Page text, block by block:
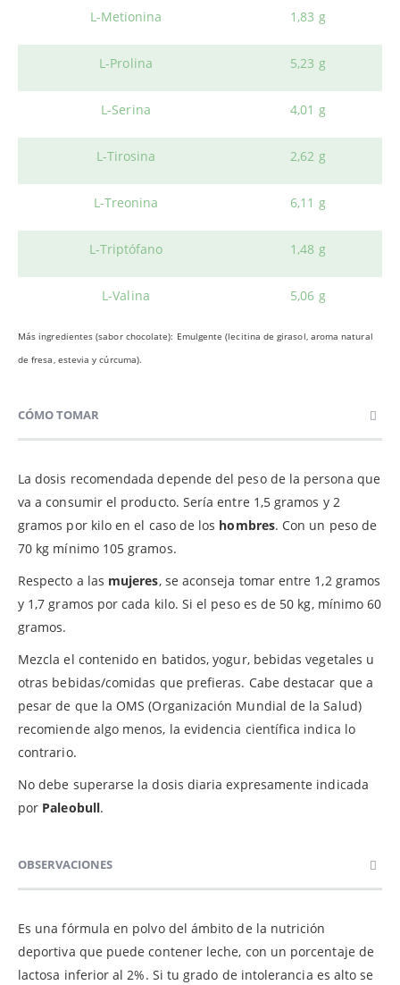
L-Metionina 1,83 g
L-Prolina 5,23 g
L-Serina 4,01 g
L-Tirosina 2,62 g
L-Treonina 6,11 g
L-Triptófano 1,48 g
L-Valina 5,06 g
Más ingredientes (sabor chocolate): Emulgente (lecitina de girasol, aroma natural
de fresa, estevia y cúrcuma).
CÓMO TOMAR
La dosis recomendada depende del peso de la persona que
va a consumir el producto. Sería entre 1,5 gramos y 2
gramos por kilo en el caso de los hombres. Con un peso de
70 kg mínimo 105 gramos.
Respecto a las mujeres, se aconseja tomar entre 1,2 gramos
y 1,7 gramos por cada kilo. Si el peso es de 50 kg, mínimo 60
gramos.
Mezcla el contenido en batidos, yogur, bebidas vegetales u
otras bebidas/comidas que prefieras. Cabe destacar que a
pesar de que la OMS (Organización Mundial de la Salud)
recomiende algo menos, la evidencia científica indica lo
contrario.
No debe superarse la dosis diaria expresamente indicada
por Paleobull.
OBSERVACIONES
Es una fórmula en polvo del ámbito de la nutrición
deportiva que puede contener leche, con un porcentaje de
lactosa inferior al 2%. Si tu grado de intolerancia es alto se